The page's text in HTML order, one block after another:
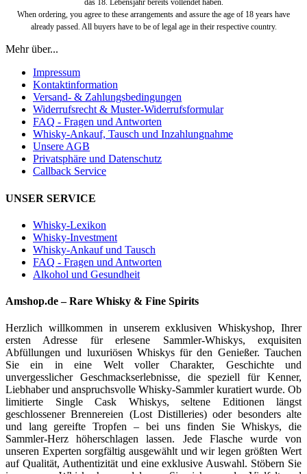
das 18. Lebensjahr bereits vollendet haben.
When ordering, you agree to these arrangements and assure the age of 18 years have
already passed. All buyers have to be of legal age in their respective country.
Mehr über...
Impressum
Kontaktinformation
Versand- & Zahlungsbedingungen
Widerrufsrecht & Muster-Widerrufsformular
FAQ - Fragen und Antworten
Whisky-Ankauf, Tausch und Inzahlungnahme
Unsere AGB
Privatsphäre und Datenschutz
Callback Service
UNSER SERVICE
Whisky-Lexikon
Whisky-Investment
Whisky-Ankauf und Tausch
FAQ - Fragen und Antworten
Alkohol und Gesundheit
Amshop.de – Rare Whisky & Fine Spirits
Herzlich willkommen in unserem exklusiven Whiskyshop, Ihrer
ersten Adresse für erlesene Sammler-Whiskys, exquisiten
Abfüllungen und luxuriösen Whiskys für den Genießer. Tauchen
Sie ein in eine Welt voller Charakter, Geschichte und
unvergesslicher Geschmackserlebnisse, die speziell für Kenner,
Liebhaber und anspruchsvolle Whisky-Sammler kuratiert wurde. Ob
limitierte Single Cask Whiskys, seltene Editionen längst
geschlossener Brennereien (Lost Distilleries) oder besonders alte
und lang gereifte Tropfen – bei uns finden Sie Whiskys, die
Sammler-Herz höherschlagen lassen. Jede Flasche wurde von
unseren Experten sorgfältig ausgewählt und wir legen größten Wert
auf Qualität, Authentizität und eine exklusive Auswahl. Stöbern Sie